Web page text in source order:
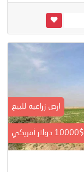
ارض زراعية للبيع
10000$ دولار أمريكي